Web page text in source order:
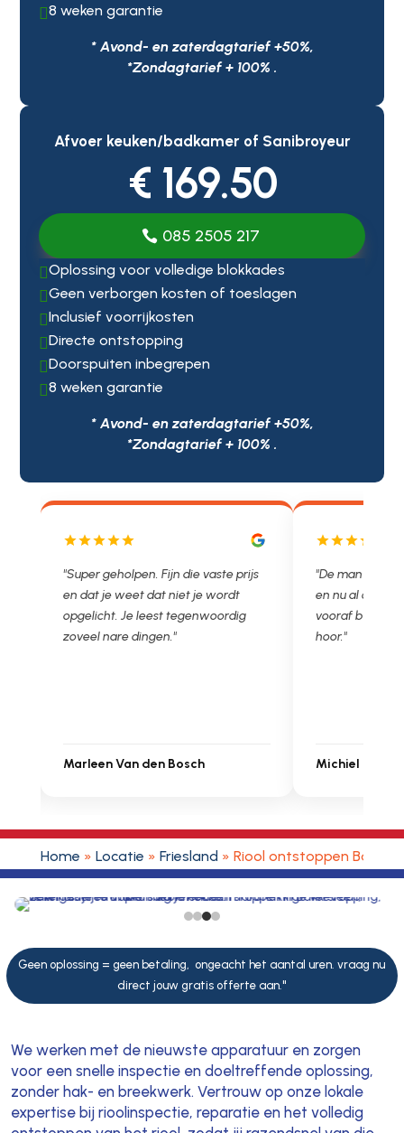
8 weken garantie
* Avond- en zaterdagtarief +50%,
*Zondagtarief + 100% .
Afvoer keuken/badkamer of Sanibroyeur
€ 169.50
085 2505 217
Oplossing voor volledige blokkades
Geen verborgen kosten of toeslagen
Inclusief voorrijkosten
Directe ontstopping
Doorspuiten inbegrepen
8 weken garantie
* Avond- en zaterdagtarief +50%,
*Zondagtarief + 100% .
"De man rijden net weg. 11.00 gebeld
en nu al opgelost voor een vast en
vooraf besproken tarief. Lekker
hoor."
Michiel Uitdenbongerd
"Wat een fijn
met een
je niet zo goed
Ontstoppen.nl
Sarah Touat
Home » Locatie » Friesland » Riool ontstoppen
4 5
Geen oplossing = geen betaling, ongeacht het aantal uren. vraag nu
direct jouw gratis offerte aan."
We werken met de nieuwste apparatuur en zorgen
voor een snelle inspectie en doeltreffende oplossing,
zonder hak- en breekwerk. Vertrouw op onze lokale
expertise bij rioolinspectie, reparatie en het volledig